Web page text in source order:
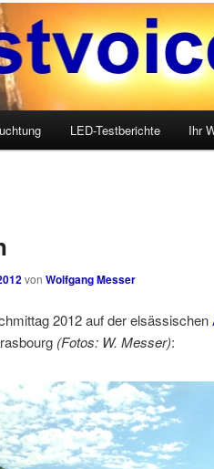
Blog
Messer über LED, OLED, Medien
Inhalt wechselnLED-Testberichte Ihr
von Wolfgang Messer
2012 auf der elsässischen
(Fotos: W. Messer):